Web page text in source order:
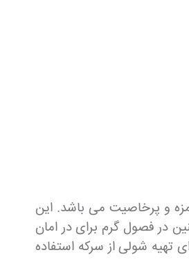
و پرخاصیت می باشد. این
در فصول گرم برای در امان
شولی از سرکه استفاده